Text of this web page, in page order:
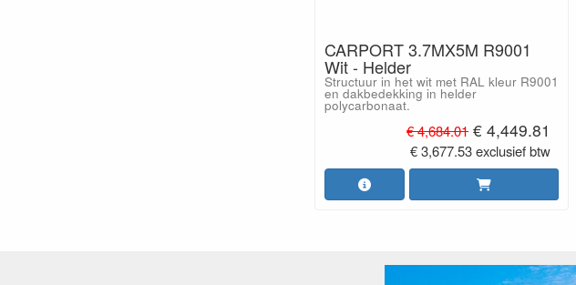
CARPORT 3.7MX5M R9001
Wit - Helder
Structuur in het wit met RAL kleur R9001
en dakbedekking in helder
polycarbonaat.
€ 4,684.01 € 4,449.81
€ 3,677.53 exclusief btw